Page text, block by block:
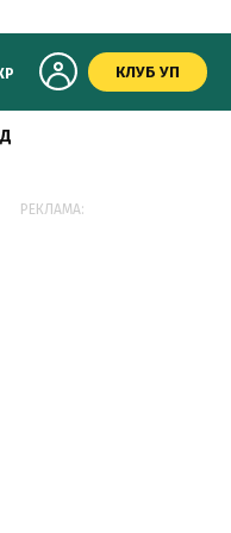
КЛУБ УП
РЕКЛАМА: